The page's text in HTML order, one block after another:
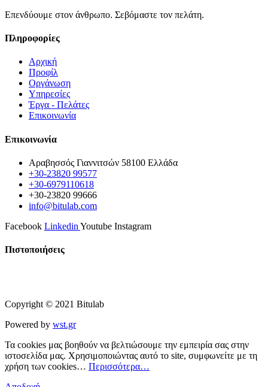
Επενδύουμε στον άνθρωπο. Σεβόμαστε τον πελάτη.
Πληροφορίες
Αρχική
Προφίλ
Οργάνωση
Υπηρεσίες
Έργα - Πελάτες
Επικοινωνία
Επικοινωνία
Αραβησσός Γιαννιτσών 58100 Ελλάδα
+30-23820 99577
+30-6979110618
+30-23820 99666
info@bitulab.com
Facebook Linkedin Youtube Instagram
Πιστοποιήσεις
Copyright © 2021 Bitulab
Powered by wst.gr
Τα cookies μας βοηθούν να βελτιώσουμε την εμπειρία σας στην
ιστοσελίδα μας. Χρησιμοποιώντας αυτό το site, συμφωνείτε με τη
χρήση των cookies… Περισσότερα…